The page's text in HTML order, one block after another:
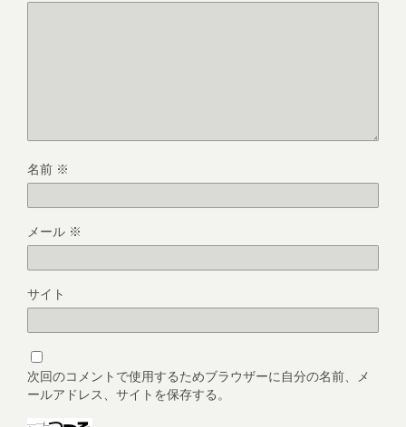
名前 ※
メール ※
サイト
次回のコメントで使用するためブラウザーに自分の名前、メ
ールアドレス、サイトを保存する。